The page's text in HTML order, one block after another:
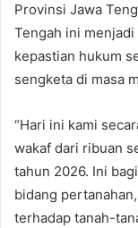
Provinsi Jawa
Tengah ini
kepastian hukum
sengketa di masa
“Hari ini kami
wakaf dari ribuan
tahun 2026. Ini
bidang
terhadap tanah-